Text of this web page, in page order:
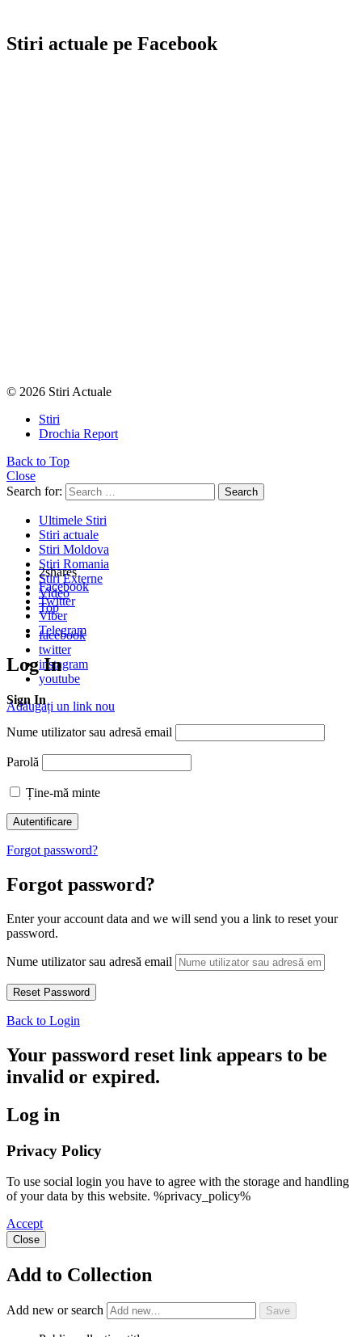
Stiri actuale pe Facebook
© 2026 Stiri Actuale
Stiri
Drochia Report
Back to Top
Close
Search for:
Search
Ultimele Stiri
Stiri actuale
Stiri Moldova
Stiri Romania
Stiri Externe
Video
Top
facebook
twitter
instagram
youtube
Adăugați un link nou
2shares
Facebook
Twitter
Viber
Telegram
Log In
Sign In
Nume utilizator sau adresă email
Parolă
Ține-mă minte
Forgot password?
Forgot password?
Enter your account data and we will send you a link to reset your
password.
Nume utilizator sau adresă email
Back to Login
Your password reset link appears to be
invalid or expired.
Log in
Privacy Policy
To use social login you have to agree with the storage and handling
of your data by this website. %privacy_policy%
Accept
Close
Add to Collection
Add new or search